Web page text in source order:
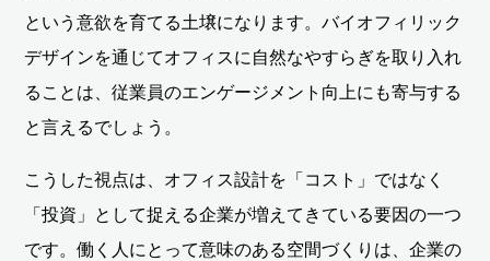
という意欲を育てる土壌になります。バイオフィリック
デザインを通じてオフィスに自然なやすらぎを取り入れ
ることは、従業員のエンゲージメント向上にも寄与する
と言えるでしょう。
こうした視点は、オフィス設計を「コスト」ではなく
「投資」として捉える企業が増えてきている要因の一つ
です。働く人にとって意味のある空間づくりは、企業の